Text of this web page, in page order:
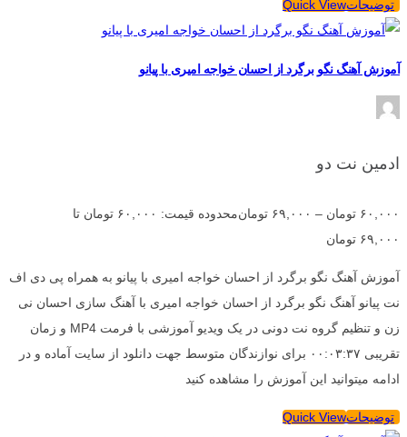
توضیحاتQuick View
آموزش آهنگ نگو برگرد از احسان خواجه امیری با پیانو
ادمین نت دو
۶۰,۰۰۰ تومان – ۶۹,۰۰۰ تومان
محدوده قیمت: ۶۰,۰۰۰ تومان تا
۶۹,۰۰۰ تومان
آموزش آهنگ نگو برگرد از احسان خواجه امیری با پیانو به همراه پی دی اف
نت پیانو آهنگ نگو برگرد از احسان خواجه امیری با آهنگ سازی احسان نی
زن و تنظیم گروه نت دونی در یک ویدیو آموزشی با فرمت MP4 و زمان
تقریبی ۰۰:۰۳:۳۷ برای نوازندگان متوسط جهت دانلود از سایت آماده و در
ادامه میتوانید این آموزش را مشاهده کنید
توضیحاتQuick View